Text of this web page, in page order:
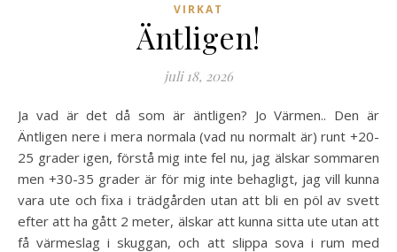
VIRKAT
Äntligen!
juli 18, 2026
Ja vad är det då som är äntligen? Jo Värmen.. Den är
Äntligen nere i mera normala (vad nu normalt är) runt +20-
25 grader igen, förstå mig inte fel nu, jag älskar sommaren
men +30-35 grader är för mig inte behagligt, jag vill kunna
vara ute och fixa i trädgården utan att bli en pöl av svett
efter att ha gått 2 meter, älskar att kunna sitta ute utan att
få värmeslag i skuggan, och att slippa sova i rum med